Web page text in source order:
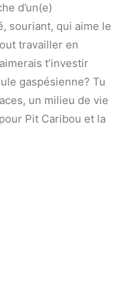
d’un(e)
souriant, qui aime le
travailler en
t’investir
gaspésienne? Tu
un milieu de vie
Pit Caribou et la